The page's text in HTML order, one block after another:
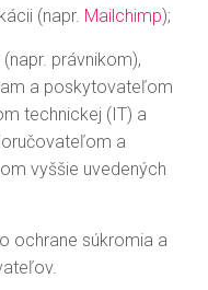
(napr. Mailchimp);
právnikom),
a poskytovateľom
technickej (IT) a
a
vyššie uvedených
ochrane súkromia a